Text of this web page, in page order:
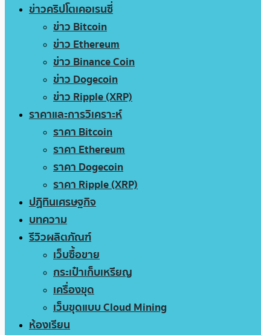
ข่าวคริปโตเคอเรนซี่
ข่าว Bitcoin
ข่าว Ethereum
ข่าว Binance Coin
ข่าว Dogecoin
ข่าว Ripple (XRP)
ราคาและการวิเคราะห์
ราคา Bitcoin
ราคา Ethereum
ราคา Dogecoin
ราคา Ripple (XRP)
ปฏิทินเศรษฐกิจ
บทความ
รีวิวผลิตภัณฑ์
เว็บซื้อขาย
กระเป๋าเก็บเหรียญ
เครื่องขุด
เว็บขุดแบบ Cloud Mining
ห้องเรียน